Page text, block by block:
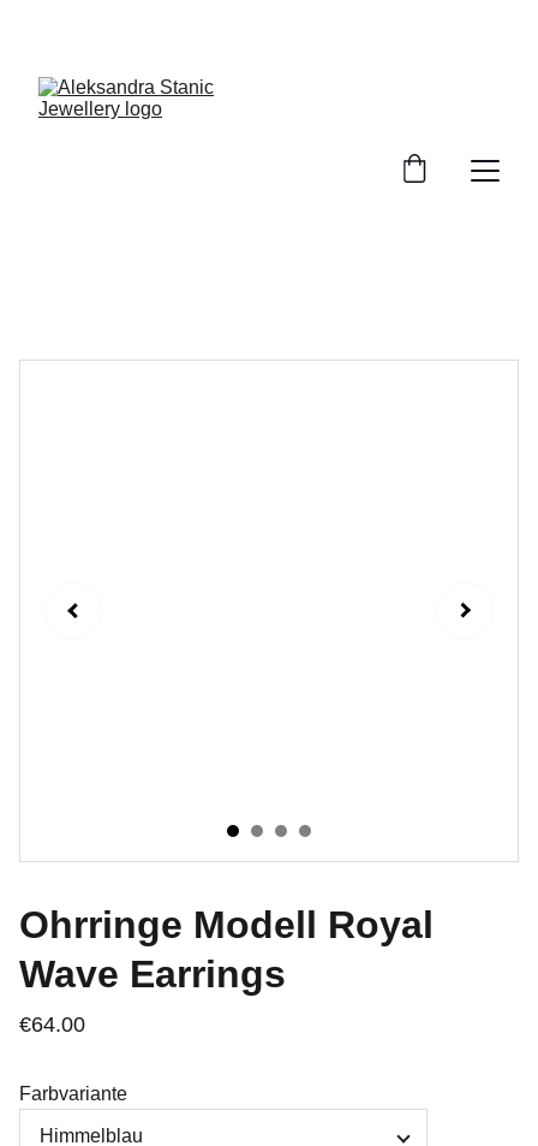
Ohrringe Modell Royal
Wave Earrings
€64.00
Farbvariante